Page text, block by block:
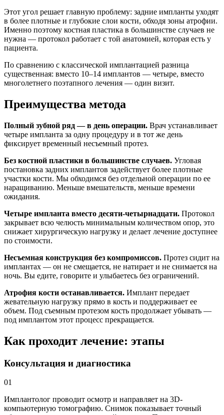
Этот угол решает главную проблему: задние импланты уходят
в более плотные и глубокие слои кости, обходя зоны атрофии.
Именно поэтому костная пластика в большинстве случаев не
нужна — протокол работает с той анатомией, которая есть у
пациента.
По сравнению с классической имплантацией разница
существенная: вместо 10–14 имплантов — четыре, вместо
многолетнего поэтапного лечения — один визит.
Преимущества метода
Полный зубной ряд — в день операции. Врач устанавливает
четыре импланта за одну процедуру и в тот же день
фиксирует временный несъемный протез.
Без костной пластики в большинстве случаев. Угловая
постановка задних имплантов задействует более плотные
участки кости. Мы обходимся без отдельной операции по ее
наращиванию. Меньше вмешательств, меньше времени
ожидания.
Четыре импланта вместо десяти-четырнадцати. Протокол
закрывает всю челюсть минимальным количеством опор, это
снижает хирургическую нагрузку и делает лечение доступнее
по стоимости.
Несъемная конструкция без компромиссов. Протез сидит на
имплантах — он не смещается, не натирает и не снимается на
ночь. Вы едите, говорите и улыбаетесь без ограничений.
Атрофия кости останавливается. Имплант передает
жевательную нагрузку прямо в кость и поддерживает ее
объем. Под съемным протезом кость продолжает убывать —
под имплантом этот процесс прекращается.
Как проходит лечение: этапы
Консультация и диагностика
01
Имплантолог проводит осмотр и направляет на 3D-
компьютерную томографию. Снимок показывает точный